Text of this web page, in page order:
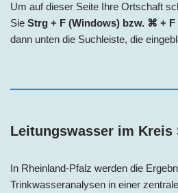
Um auf dieser Seite Ihre Ortschaft
Sie Strg + F (Windows) bzw. ⌘ + F
dann unten die Suchleiste, die
Leitungswasser im Kreis
In Rheinland-Pfalz werden die
Trinkwasseranalysen in einer